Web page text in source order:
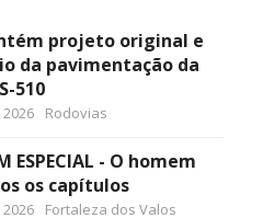
projeto original e
da pavimentação da
510
Rodovias
ESPECIAL - O homem
os capítulos
Fortaleza dos Valos